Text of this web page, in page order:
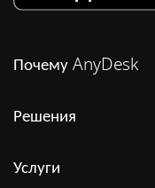
Почему AnyDesk
Решения
Услуги